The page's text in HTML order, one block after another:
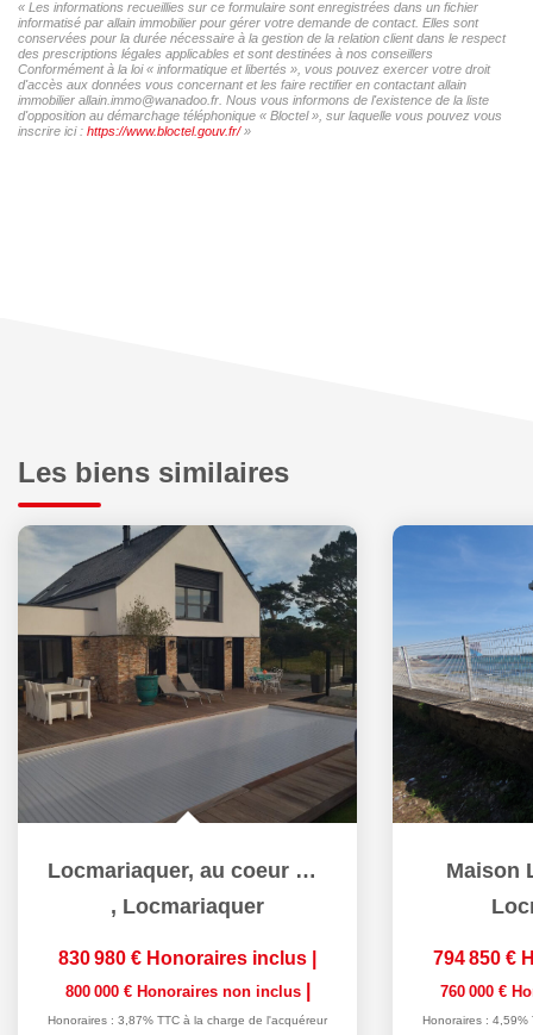
« Les informations recueillies sur ce formulaire sont enregistrées dans un fichier
informatisé par allain immobilier pour gérer votre demande de contact. Elles sont
conservées pour la durée nécessaire à la gestion de la relation client dans le respect
des prescriptions légales applicables et sont destinées à nos conseillers
Conformément à la loi « informatique et libertés », vous pouvez exercer votre droit
d'accès aux données vous concernant et les faire rectifier en contactant allain
immobilier allain.immo@wanadoo.fr. Nous vous informons de l'existence de la liste
d'opposition au démarchage téléphonique « Bloctel », sur laquelle vous pouvez vous
inscrire ici : https://www.bloctel.gouv.fr/»
Les biens similaires
Locmariaquer, au coeur du bourg
, Locmariaquer
830 980 € Honoraires inclus
800 000 € Honoraires non inclus
Honoraires : 3,87% TTC à la charge de l'acquéreur
Maison
794 850 €
760 000 €
Honoraires : 4,59%